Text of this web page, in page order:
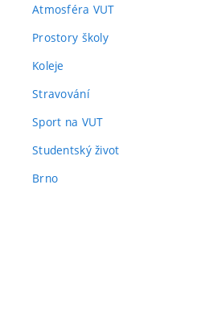
Atmosféra VUT
Prostory školy
Koleje
Stravování
Sport na VUT
Studentský život
Brno